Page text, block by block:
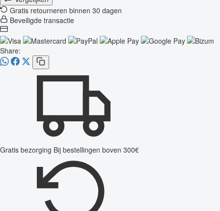
Gratis retourneren binnen 30 dagen
Beveiligde transactie
Share:
Gratis bezorging Bij bestellingen boven 300€